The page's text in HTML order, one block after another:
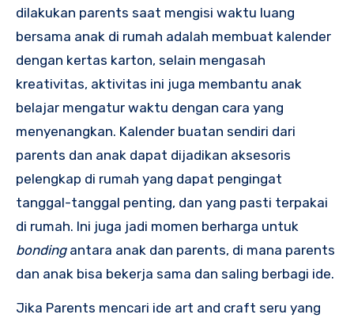
dilakukan parents saat mengisi waktu luang
bersama anak di rumah adalah membuat kalender
dengan kertas karton, selain mengasah
kreativitas, aktivitas ini juga membantu anak
belajar mengatur waktu dengan cara yang
menyenangkan. Kalender buatan sendiri dari
parents dan anak dapat dijadikan aksesoris
pelengkap di rumah yang dapat pengingat
tanggal-tanggal penting, dan yang pasti terpakai
di rumah. Ini juga jadi momen berharga untuk
bondingantara anak dan parents, di mana parents
dan anak bisa bekerja sama dan saling berbagi ide.
Jika Parents mencari ide art and craft seru yang